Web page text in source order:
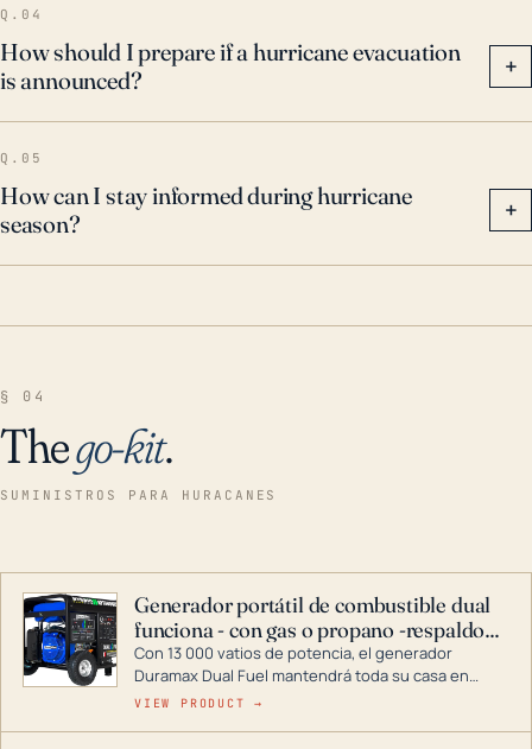
Q.04
How should I prepare if a hurricane evacuation
is announced?
+
Q.05
How can I stay informed during hurricane
season?
+
§ 04
Thego-kit.
SUMINISTROS PARA HURACANES
Generador portátil de combustible dual
funciona - con gas o propano -respaldo
para el hogar
Con 13 000 vatios de potencia, el generador
Duramax Dual Fuel mantendrá toda su casa en
funcionamiento durante una tormenta o un corte
VIEW PRODUCT →